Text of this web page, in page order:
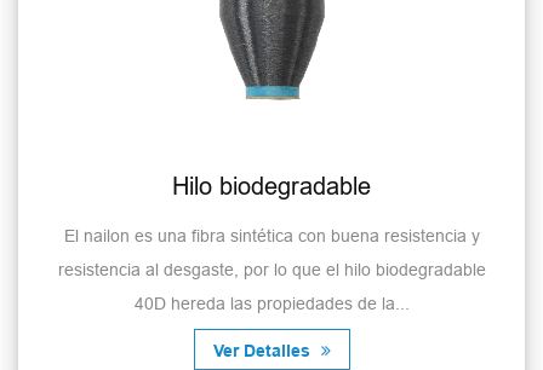
Hilo biodegradable
El nailon es una fibra sintética con buena resistencia y
resistencia al desgaste, por lo que el hilo biodegradable
40D hereda las propiedades de la...
Ver Detalles